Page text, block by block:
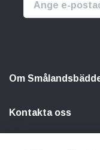
Om
Kontakta oss